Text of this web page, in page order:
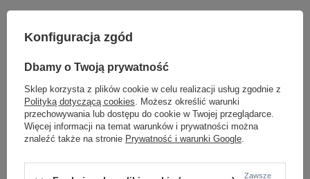
ZOBACZ RÓWNIEŻ
Konfiguracja zgód
Dbamy o Twoją prywatność
Sklep korzysta z plików cookie w celu realizacji usług zgodnie z
Polityką dotyczącą cookies . Możesz określić warunki
przechowywania lub dostępu do cookie w Twojej przeglądarce.
Więcej informacji na temat warunków i prywatności można
znaleźć także na stronie Prywatność i warunki Google
Zawsze